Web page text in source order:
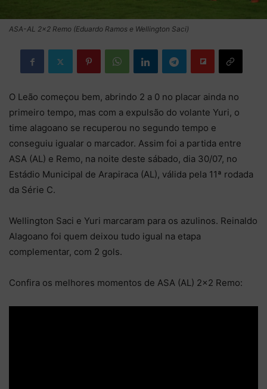
ASA-AL 2x2 Remo (Eduardo Ramos e Wellington Saci)
O Leão começou bem, abrindo 2 a 0 no placar ainda no
primeiro tempo, mas com a expulsão do volante Yuri, o
time alagoano se recuperou no segundo tempo e
conseguiu igualar o marcador. Assim foi a partida entre
ASA (AL) e Remo, na noite deste sábado, dia 30/07, no
Estádio Municipal de Arapiraca (AL), válida pela 11ª rodada
da Série C.
Wellington Saci e Yuri marcaram para os azulinos. Reinaldo
Alagoano foi quem deixou tudo igual na etapa
complementar, com 2 gols.
Confira os melhores momentos de ASA (AL) 2×2 Remo: